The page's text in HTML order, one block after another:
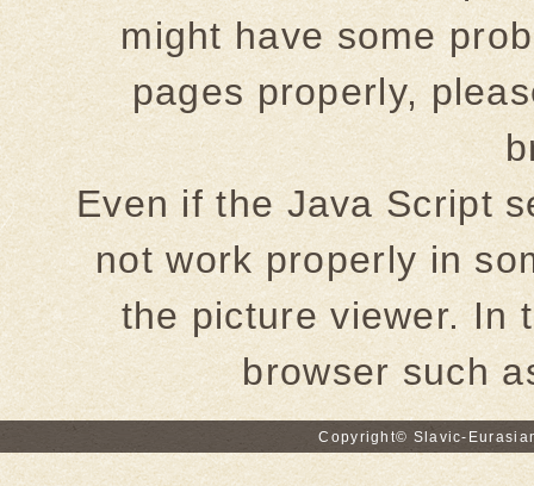
might have some
pages properly,
Even if the Java Script
not work properly in
the picture viewer. In
browser such
Copyright© Slavic-